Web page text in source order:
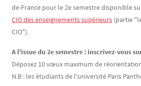
de-France pour le 2e semestre disponible
CIO des enseignements supérieurs (partie
CIO").
A l'issue du 2e semestre : inscrivez-vous
Déposez 10 vœux maximum de
N.B : les étudiants de l'université Paris